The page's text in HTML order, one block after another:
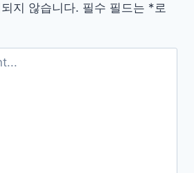
지 않습니다. 필수 필드는 *로